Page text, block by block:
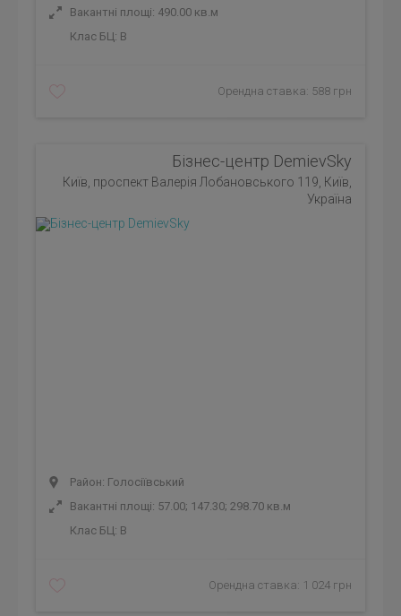
Вакантні площі: 490.00 кв.м
Клас БЦ: B
Орендна ставка: 588 грн
Бізнес-центр DemievSky
Київ, проспект Валерія Лобановського 119, Київ,
Україна
Район: Голосіївський
Вакантні площі: 57.00; 147.30; 298.70 кв.м
Клас БЦ: B
Орендна ставка: 1 024 грн